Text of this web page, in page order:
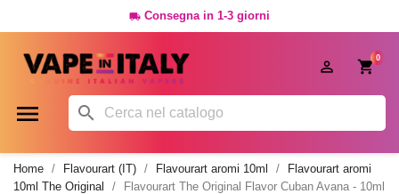
 Consegna in 1-3 giorni
0

 
Home Flavourart (IT) Flavourart aromi 10ml
Flavourart aromi
10ml The Original
Flavourart The Original Flavor Cuban Avana - 10ml